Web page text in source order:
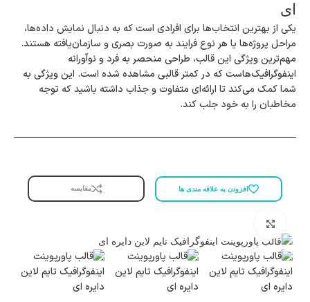
ای
یکی از بهترین انتخاب‌ها برای افرادی است که به دنبال نمایش داده‌ها،
مراحل پروژه‌ها یا هر نوع فرایند به صورت بصری و سازمان‌یافته هستند.
مهم‌ترین ویژگی این قالب، طراحی منحصر به فرد و نوآورانه
اینفوگرافیک‌هاست که در کمتر قالبی مشاهده شده است. این ویژگی به
شما کمک می‌کند تا ارائه‌ای متفاوت و جذاب داشته باشید که توجه
مخاطبان را به خود جلب کند.
افزودن به علاقه مندی ها مقایسه